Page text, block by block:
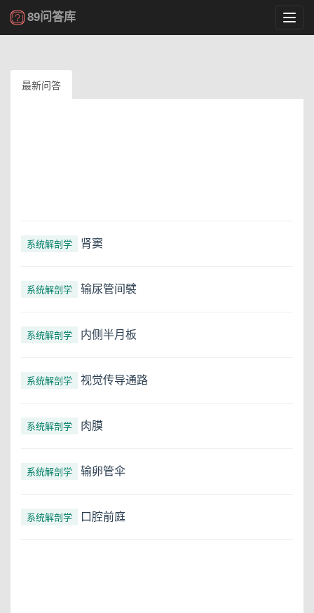
89问答库
最新问答
系统解剖学 肾窦
系统解剖学 输尿管间襞
系统解剖学 内侧半月板
系统解剖学 视觉传导通路
系统解剖学 肉膜
系统解剖学 输卵管伞
系统解剖学 口腔前庭